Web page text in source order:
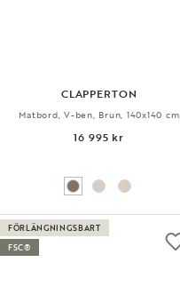
CLAPPERTON
Matbord, V-ben, Brun, 140x140 cm
16 995 kr
FÖRLÄNGNINGSBART
FSC®